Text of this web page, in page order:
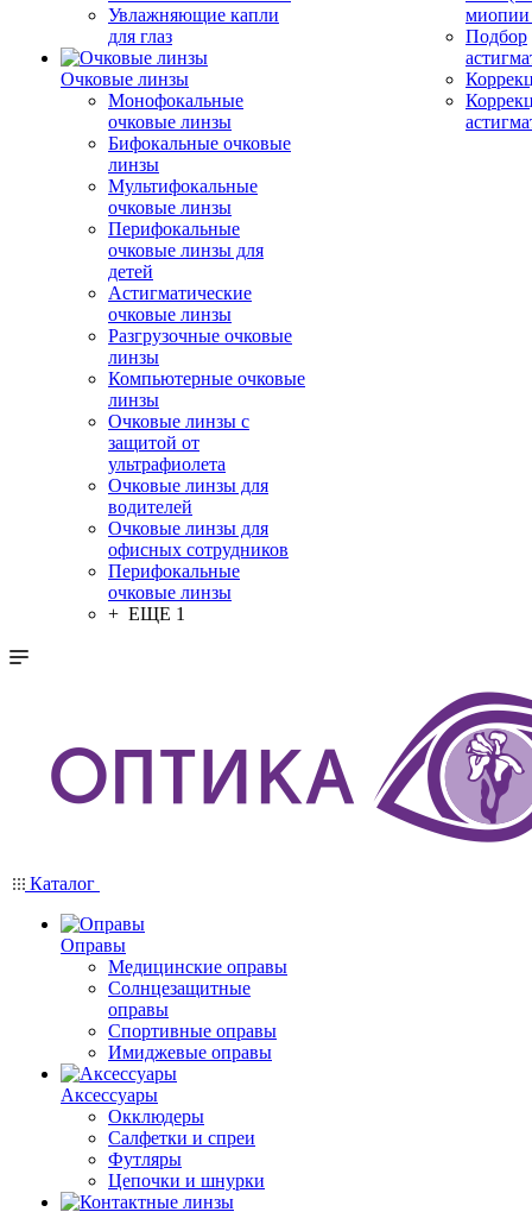
Увлажняющие капли
для глаз
Очковые линзы
Монофокальные
очковые линзы
Бифокальные очковые
линзы
Мультифокальные
очковые линзы
Перифокальные
очковые линзы для
детей
Астигматические
очковые линзы
Разгрузочные очковые
линзы
Компьютерные очковые
линзы
Очковые линзы с
защитой от
ультрафиолета
Очковые линзы для
водителей
Очковые линзы для
офисных сотрудников
Перифокальные
очковые линзы
+ ЕЩЕ 1
миопии
Подбор
Каталог
Оправы
Медицинские оправы
Солнцезащитные
оправы
Спортивные оправы
Имиджевые оправы
Аксессуары
Окклюдеры
Салфетки и спреи
Футляры
Цепочки и шнурки